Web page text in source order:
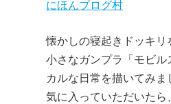
にほんブログ村
懐かしの寝起きドッキ
小さなガンプラ「モビ
カルな日常を描いてみま
気に入っていただいたら